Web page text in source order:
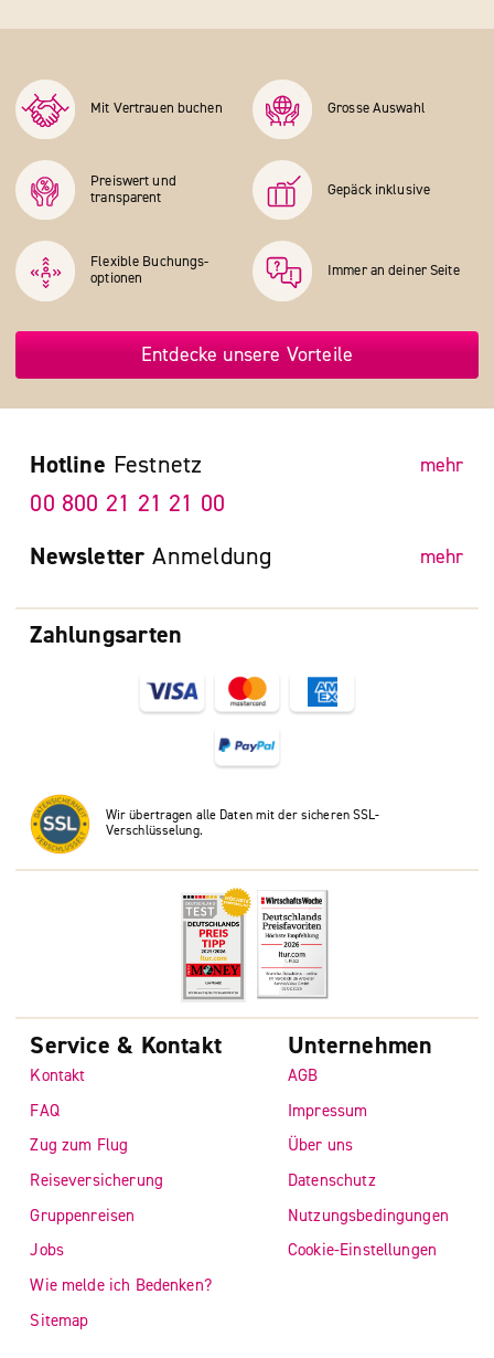
Mit Vertrauen buchen Grosse Auswahl
Preiswert und
transparent
Gepäck inklusive
Flexible Buchungs­
optionen
Immer an deiner Seite
Entdecke unsere Vorteile
Zahlungsarten
Wir übertragen alle Daten mit der sicheren SSL-
Verschlüsselung.
Hotline Festnetz mehr
00 800 21 21 21 00
Newsletter Anmeldung mehr
Service & Kontakt
Kontakt
FAQ
Zug zum Flug
Reiseversicherung
Gruppenreisen
Jobs
Wie melde ich Bedenken?
Sitemap
Unternehmen
AGB
Impressum
Über uns
Datenschutz
Nutzungsbedingungen
Cookie-Einstellungen